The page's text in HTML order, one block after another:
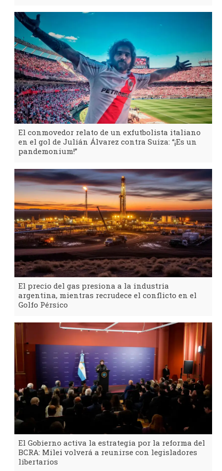
El conmovedor relato de un exfutbolista italiano
en el gol de Julián Álvarez contra Suiza: “¡Es un
pandemonium!”
El precio del gas presiona a la industria
argentina, mientras recrudece el conflicto en el
Golfo Pérsico
El Gobierno activa la estrategia por la reforma del
BCRA: Milei volverá a reunirse con legisladores
libertarios